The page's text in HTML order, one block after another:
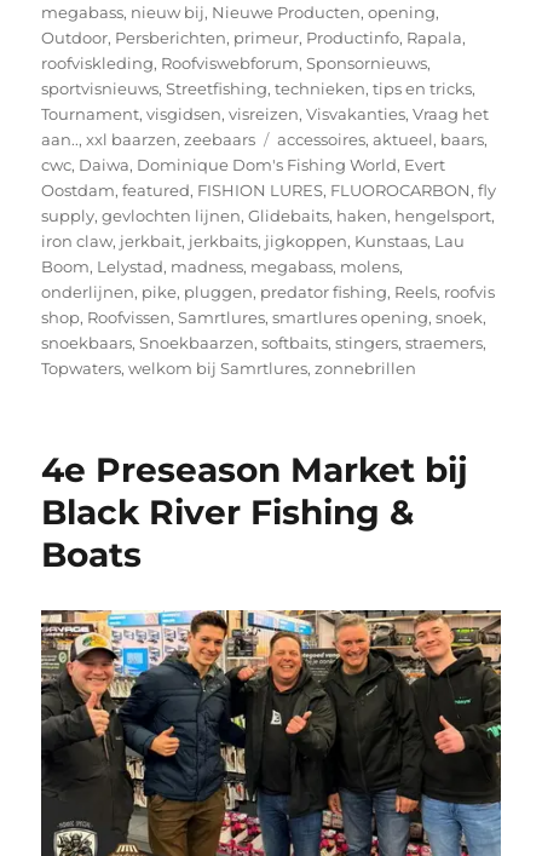
megabass, nieuw bij, Nieuwe Producten,opening,
Outdoor, Persberichten, primeur, Productinfo, Rapala,
roofviskleding, Roofviswebforum,Sponsornieuws,
sportvisnieuws,Streetfishing,technieken,tips en tricks,
Tournament,visgidsen,visreizen,Visvakanties,Vraag het
aan..,xxl baarzen,zeebaars Tags
accessoires,aktueel, baars,
cwc, Daiwa, Dominique Dom's Fishing World, Evert
Oostdam,featured, FISHION LURES, FLUOROCARBON,fly
supply,gevlochten lijnen,Glidebaits, haken, hengelsport,
iron claw, jerkbait, jerkbaits, jigkoppen, Kunstaas, Lau
Boom, Lelystad, madness, megabass, molens,
onderlijnen, pike, pluggen, predator fishing, Reels, roofvis
shop, Roofvissen,Samrtlures,smartlures opening,snoek,
snoekbaars,Snoekbaarzen,softbaits,stingers,straemers,
Topwaters,welkom bij Samrtlures,zonnebrillen
4e Preseason Market bij
Black River Fishing &
Boats